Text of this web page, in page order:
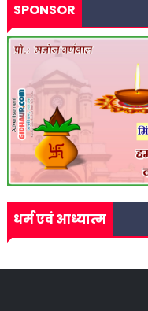
SPONSOR
धर्म एवं आध्यात्म